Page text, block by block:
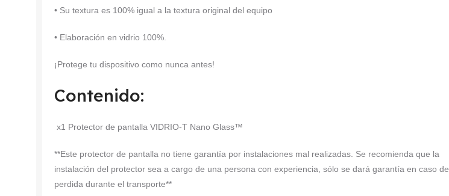
• Su textura es 100% igual a la textura original del equipo
• Elaboración en vidrio 100%.
¡Protege tu dispositivo como nunca antes!
Contenido:
x1 Protector de pantalla VIDRIO-T Nano Glass™
**Este protector de pantalla no tiene garantía por instalaciones mal realizadas. Se recomienda que la
instalación del protector sea a cargo de una persona con experiencia, sólo se dará garantía en caso de
perdida durante el transporte**